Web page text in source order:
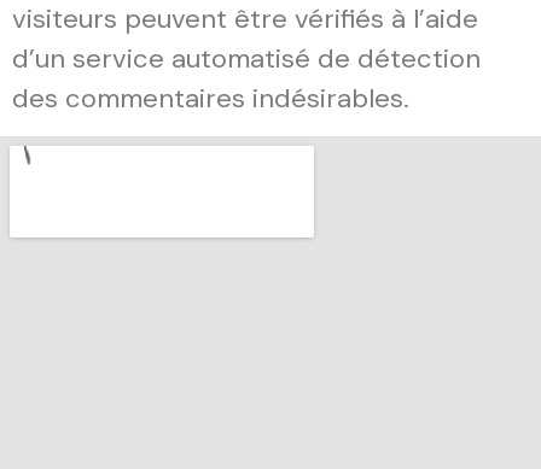
visiteurs peuvent être vérifiés à l’aide
d’un service automatisé de détection
des commentaires indésirables.